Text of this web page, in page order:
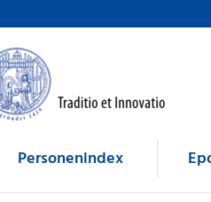
Personenindex